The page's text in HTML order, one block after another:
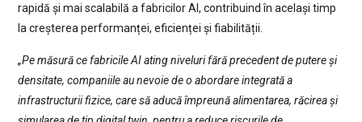
rapidă și mai scalabilă a fabricilor AI, contribuind în același timp
la creșterea performanței, eficienței și fiabilității.
„Pe măsură ce fabricile AI ating niveluri fără precedent de putere și
densitate, companiile au nevoie de o abordare integrată a
infrastructurii fizice, care să aducă împreună alimentarea, răcirea și